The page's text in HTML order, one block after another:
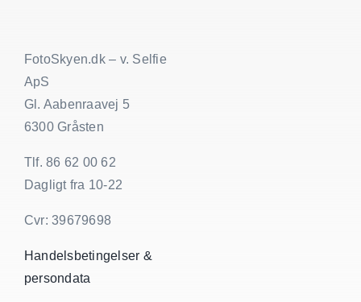
FotoSkyen.dk – v. Selfie
ApS
Gl. Aabenraavej 5
6300 Gråsten
Tlf. 86 62 00 62
Dagligt fra 10-22
Cvr: 39679698
Handelsbetingelser &
persondata